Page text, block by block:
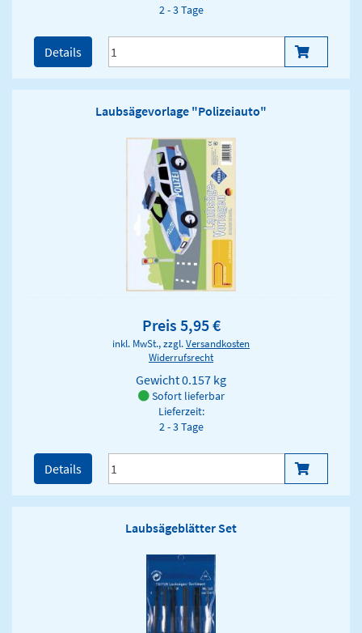
2 - 3 Tage
Details
Laubsägevorlage "Polizeiauto"
Preis 5,95 €
inkl. MwSt., zzgl.Versandkosten
Widerrufsrecht
Gewicht0.157 kg
Sofort lieferbar
Lieferzeit:
2 - 3 Tage
Details
Laubsägeblätter Set